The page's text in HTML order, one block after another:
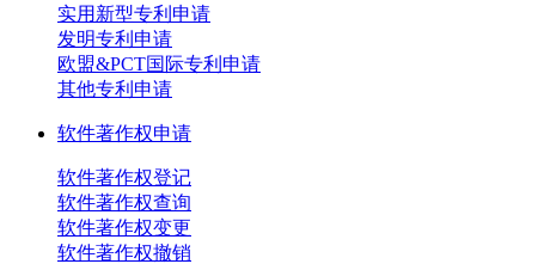
实用新型专利申请
发明专利申请
欧盟&PCT国际专利申请
其他专利申请
软件著作权申请
软件著作权登记
软件著作权查询
软件著作权变更
软件著作权撤销